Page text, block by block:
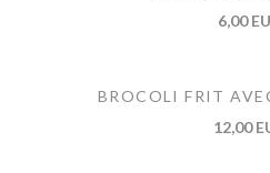
6,00
BROCOLI FRIT
12,00